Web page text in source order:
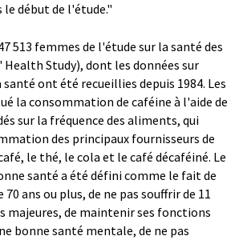
le début de l'étude."
513 femmes de l'étude sur la santé des
Study), dont les données sur
ont été recueillies depuis 1984. Les
la consommation de caféine à l'aide de
sur la fréquence des aliments, qui
des principaux fournisseurs de
le thé, le cola et le café décaféiné. Le
santé a été défini comme le fait de
ans ou plus, de ne pas souffrir de 11
majeures, de maintenir ses fonctions
bonne santé mentale, de ne pas